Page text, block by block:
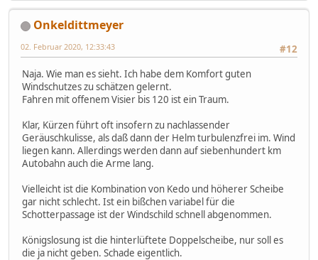
Onkeldittmeyer
#12
02. Februar 2020, 12:33:43
Naja. Wie man es sieht. Ich habe dem Komfort guten
Windschutzes zu schätzen gelernt.
Fahren mit offenem Visier bis 120 ist ein Traum.
Klar, Kürzen führt oft insofern zu nachlassender
Geräuschkulisse, als daß dann der Helm turbulenzfrei im. Wind
liegen kann. Allerdings werden dann auf siebenhundert km
Autobahn auch die Arme lang.
Vielleicht ist die Kombination von Kedo und höherer Scheibe
gar nicht schlecht. Ist ein bißchen variabel für die
Schotterpassage ist der Windschild schnell abgenommen.
Königslosung ist die hinterlüftete Doppelscheibe, nur soll es
die ja nicht geben. Schade eigentlich.